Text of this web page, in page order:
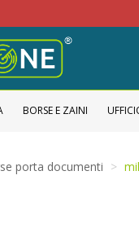
BORSE E ZAINI
porta documenti